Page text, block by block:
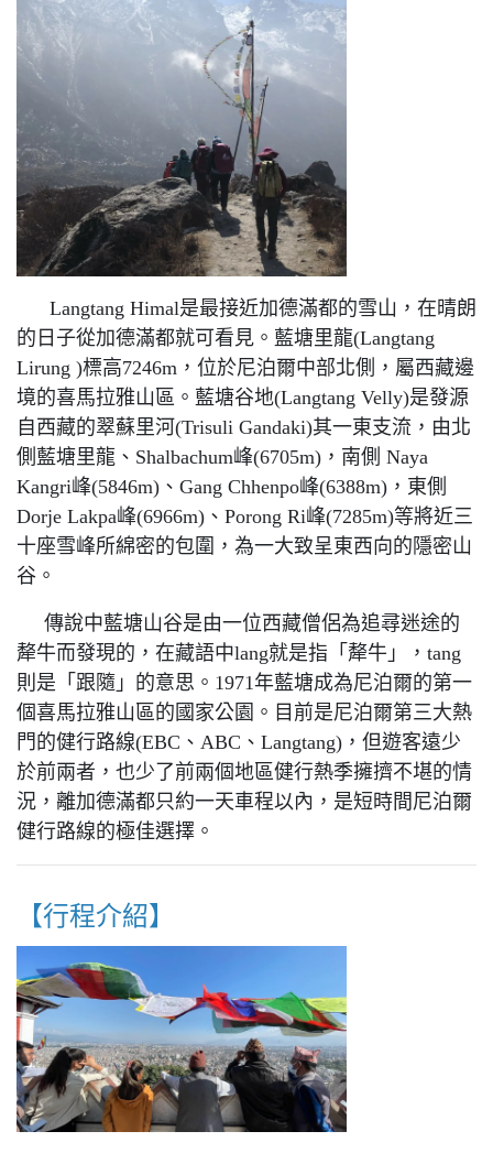
Langtang Himal是最接近加德滿都的雪山，在晴朗
的日子從加德滿都就可看見。藍塘里龍(Langtang
Lirung )標高7246m，位於尼泊爾中部北側，屬西藏邊
境的喜馬拉雅山區。藍塘谷地(Langtang Velly)是發源
自西藏的翠蘇里河(Trisuli Gandaki)其一東支流，由北
側藍塘里龍、Shalbachum峰(6705m)，南側 Naya
Kangri峰(5846m)、Gang Chhenpo峰(6388m)，東側
Dorje Lakpa峰(6966m)、Porong Ri峰(7285m)等將近三
十座雪峰所綿密的包圍，為一大致呈東西向的隱密山
谷。
傳說中藍塘山谷是由一位西藏僧侶為追尋迷途的
犛牛而發現的，在藏語中lang就是指「犛牛」，tang
則是「跟隨」的意思。1971年藍塘成為尼泊爾的第一
個喜馬拉雅山區的國家公園。目前是尼泊爾第三大熱
門的健行路線(EBC、ABC、Langtang)，但遊客遠少
於前兩者，也少了前兩個地區健行熱季擁擠不堪的情
況，離加德滿都只約一天車程以內，是短時間尼泊爾
健行路線的極佳選擇。
【行程介紹】